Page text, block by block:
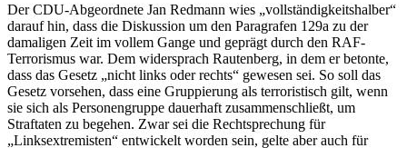
Der CDU-Abgeordnete Jan Redmann wies „vollständigkeitshalber“
darauf hin, dass die Diskussion um den Paragrafen 129a zu der
damaligen Zeit im vollem Gange und geprägt durch den RAF-
Terrorismus war. Dem widersprach Rautenberg, in dem er betonte,
dass das Gesetz „nicht links oder rechts“ gewesen sei. So soll das
Gesetz vorsehen, dass eine Gruppierung als terroristisch gilt, wenn
sie sich als Personengruppe dauerhaft zusammenschließt, um
Straftaten zu begehen. Zwar sei die Rechtsprechung für
„Linksextremisten“ entwickelt worden sein, gelte aber auch für